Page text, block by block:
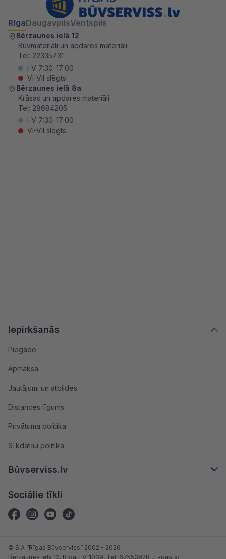
Iepirkšanās
Piegāde
Apmaksa
Jautājumi un atbildes
Distances līgums
Privātuma politika
Sīkdatņu politika
Būvserviss.lv
Sociālie tīkli
RīgaDaugavpilsVentspils
Bērzaunes ielā 12
Būvmateriāli un apdares materiāli
Tel: 22335731
I-V 7:30-17:00
VI-VII slēgts
Bērzaunes ielā 8a
Krāsas un apdares materiāli
Tel: 28684205
I-V 7:30-17:00
VI-VII slēgts
© SIA “Rīgas Būvserviss” 2002 - 2026
Bērzaunes iela 12, Rīga, LV-1039, Tel: 67553928 , E-pasts: